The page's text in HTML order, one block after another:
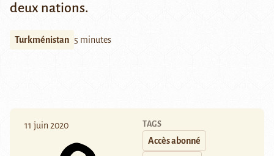
deux nations.
Turkménistan 5 minutes
11 juin 2020 TAGS
Accès abonné